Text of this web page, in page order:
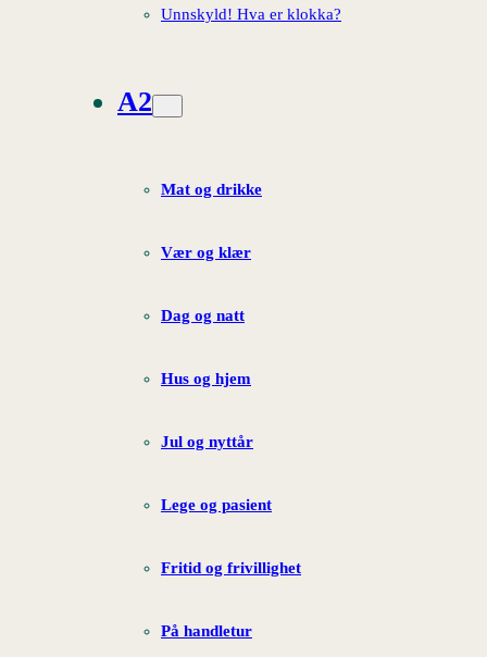
Unnskyld! Hva er klokka?
A2
Mat og drikke
Vær og klær
Dag og natt
Hus og hjem
Jul og nyttår
Lege og pasient
Fritid og frivillighet
På handletur